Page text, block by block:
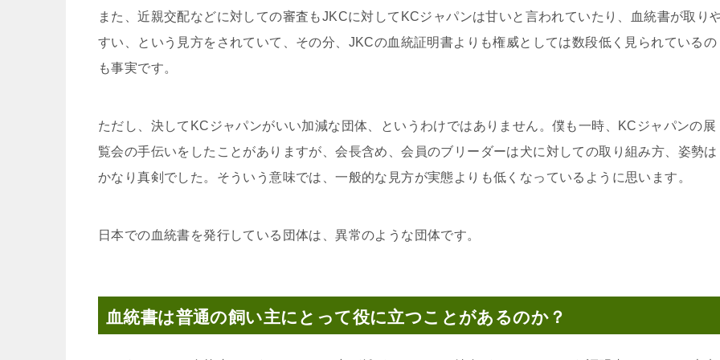
また、近親交配などに対しての審査もJKCに対してKCジャパンは甘いと言われていたり、血統書が取り
すい、という見方をされていて、その分、JKCの血統証明書よりも権威としては数段低く見られているの
も事実です。
ただし、決してKCジャパンがいい加減な団体、というわけではありません。僕も一時、KCジャパンの展
覧会の手伝いをしたことがありますが、会長含め、会員のブリーダーは犬に対しての取り組み方、姿勢は
かなり真剣でした。そういう意味では、一般的な見方が実態よりも低くなっているように思います。
日本での血統書を発行している団体は、異常のような団体です。
血統書は普通の飼い主にとって役に立つことがあるのか？